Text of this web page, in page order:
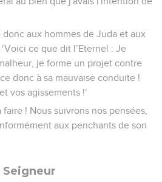
aux hommes de Juda et aux
ce que dit l’Eternel : Je
je forme un projet contre
donc à sa mauvaise conduite !
vos agissements !’
faire ! Nous suivrons nos pensées,
aux penchants de son
Seigneur